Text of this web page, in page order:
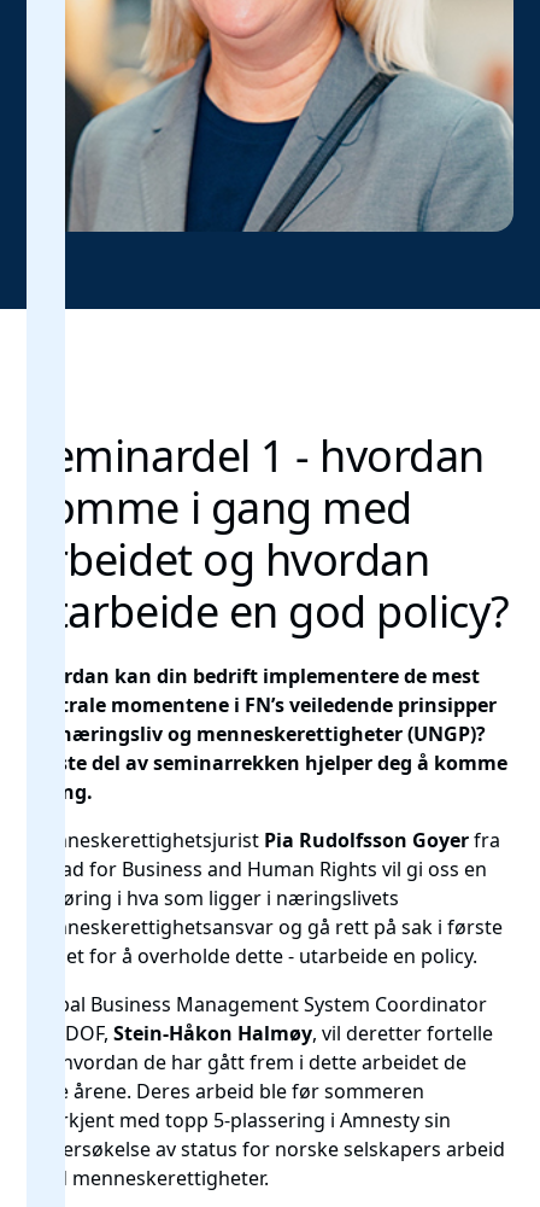
Seminardel 1 - hvordan
komme i gang med
arbeidet og hvordan
utarbeide en god policy?
Hvordan kan din bedrift implementere de mest
sentrale momentene i FN’s veiledende prinsipper
for næringsliv og menneskerettigheter (UNGP)?
Første del av seminarrekken hjelper deg å komme
i gang.
Menneskerettighetsjurist Pia Rudolfsson Goyerfra
Ahead for Business and Human Rights vil gi oss en
innføring i hva som ligger i næringslivets
menneskerettighetsansvar og gå rett på sak i første
steget for å overholde dette - utarbeide en policy.
Global Business Management System Coordinator
hos DOF,Stein-Håkon Halmøy, vil deretter fortelle
om hvordan de har gått frem i dette arbeidet de
siste årene. Deres arbeid ble før sommeren
anerkjent med topp 5-plassering i Amnesty sin
undersøkelse av status for norske selskapers arbeid
med menneskerettigheter.